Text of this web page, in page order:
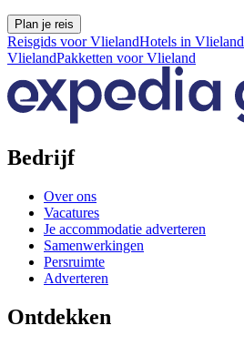
Plan je reis
Reisgids voor VlielandHotels in Vlieland
VlielandPakketten voor Vlieland
Bedrijf
Over ons
Vacatures
Je accommodatie adverteren
Samenwerkingen
Persruimte
Adverteren
Ontdekken